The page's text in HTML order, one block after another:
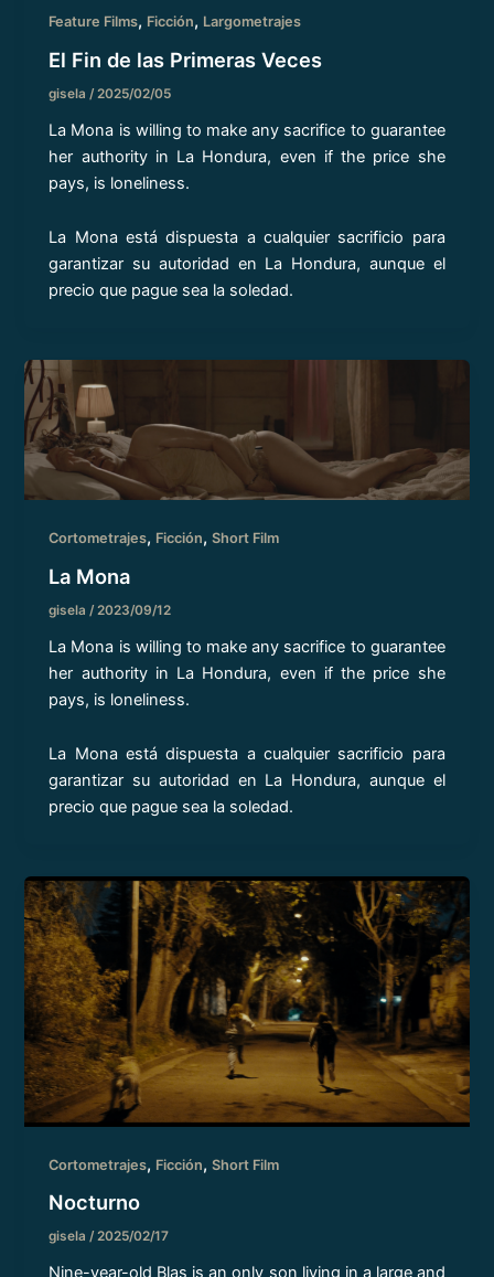
Feature Films, Ficción, Largometrajes
El Fin de las Primeras Veces
gisela /2025/02/05
La Mona is willing to make any sacrifice to guarantee
her authority in La Hondura, even if the price she
pays, is loneliness.
La Mona está dispuesta a cualquier sacrificio para
garantizar su autoridad en La Hondura, aunque el
precio que pague sea la soledad.
Cortometrajes, Ficción,Short Film
La Mona
gisela /2023/09/12
La Mona is willing to make any sacrifice to guarantee
her authority in La Hondura, even if the price she
pays, is loneliness.
La Mona está dispuesta a cualquier sacrificio para
garantizar su autoridad en La Hondura, aunque el
precio que pague sea la soledad.
Cortometrajes, Ficción,Short Film
Nocturno
gisela/2025/02/17
Nine-year-old Blas is an only son living in a large and